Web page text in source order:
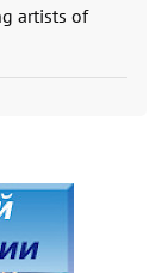
artists of